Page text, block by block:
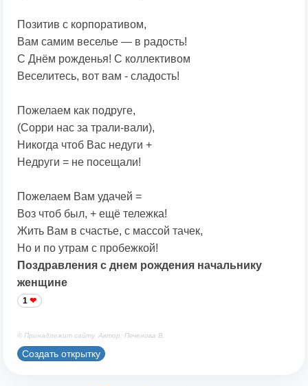
Позитив с корпоративом,
Вам самим веселье — в радость!
С Днём рожденья! С коллективом
Веселитесь, вот вам - сладость!
Пожелаем как подруге,
(Сорри нас за трали-вали),
Никогда чтоб Вас недуги +
Недруги = не посещали!
Пожелаем Вам удачей =
Воз чтоб был, + ещё тележка!
Жить Вам в счастье, с массой тачек,
Но и по утрам с пробежкой!
Поздравления с днем рождения начальнику
женщине
1
© Принадлежит сайту. Автор: Печенова В.
Создать открытку